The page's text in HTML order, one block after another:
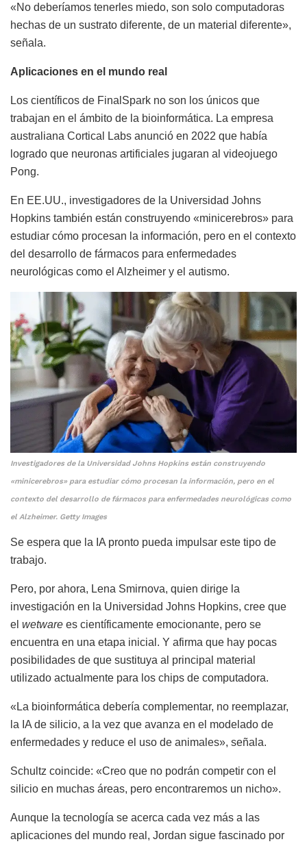
«No deberíamos tenerles miedo, son solo computadoras
hechas de un sustrato diferente, de un material diferente»,
señala.
Aplicaciones en el mundo real
Los científicos de FinalSpark no son los únicos que
trabajan en el ámbito de la bioinformática. La empresa
australiana Cortical Labs anunció en 2022 que había
logrado que neuronas artificiales jugaran al videojuego
Pong.
En EE.UU., investigadores de la Universidad Johns
Hopkins también están construyendo «minicerebros» para
estudiar cómo procesan la información, pero en el contexto
del desarrollo de fármacos para enfermedades
neurológicas como el Alzheimer y el autismo.
Investigadores de la Universidad Johns Hopkins están construyendo
«minicerebros» para estudiar cómo procesan la información, pero en el
contexto del desarrollo de fármacos para enfermedades neurológicas como
el Alzheimer. Getty Images
Se espera que la IA pronto pueda impulsar este tipo de
trabajo.
Pero, por ahora, Lena Smirnova, quien dirige la
investigación en la Universidad Johns Hopkins, cree que
el wetware es científicamente emocionante, pero se
encuentra en una etapa inicial. Y afirma que hay pocas
posibilidades de que sustituya al principal material
utilizado actualmente para los chips de computadora.
«La bioinformática debería complementar, no reemplazar,
la IA de silicio, a la vez que avanza en el modelado de
enfermedades y reduce el uso de animales», señala.
Schultz coincide: «Creo que no podrán competir con el
silicio en muchas áreas, pero encontraremos un nicho».
Aunque la tecnología se acerca cada vez más a las
aplicaciones del mundo real, Jordan sigue fascinado por